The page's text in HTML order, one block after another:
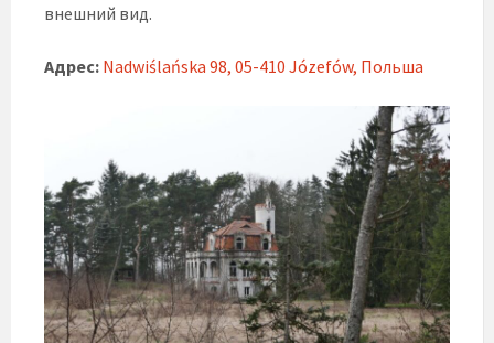
внешний вид.
Адрес: Nadwiślańska 98, 05-410 Józefów, Польша